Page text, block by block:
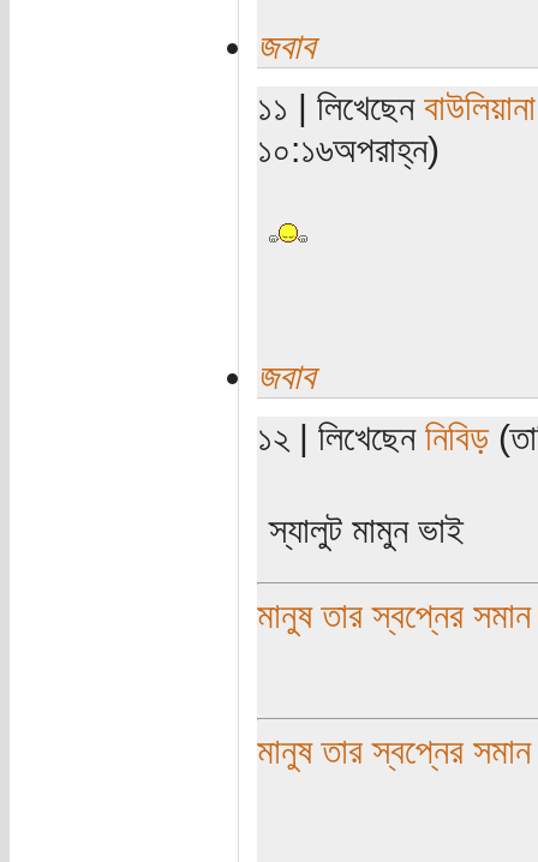
জবাব
১১ | লিখেছেন বাউলিয়ানা
১০:১৬অপরাহ্ন)
জবাব
১২ | লিখেছেন নিবিড়
স্যালুট মামুন ভাই
মানুষ তার স্বপ্নের
মানুষ তার স্বপ্নের